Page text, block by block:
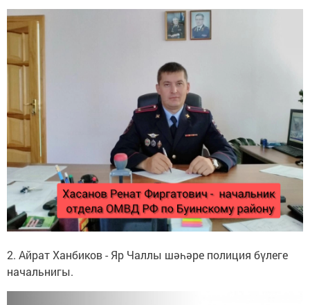
2. Айрат Ханбиков - Яр Чаллы шәһәре полиция бүлеге
начальнигы.